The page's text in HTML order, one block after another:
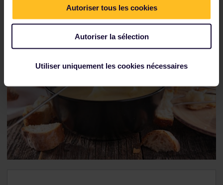
Autoriser tous les cookies
Autoriser la sélection
Utiliser uniquement les cookies nécessaires